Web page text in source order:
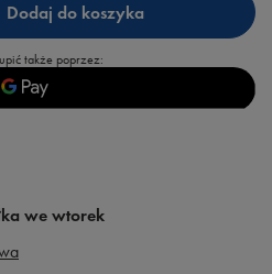
Dodaj do koszyka
także poprzez:
we wtorek